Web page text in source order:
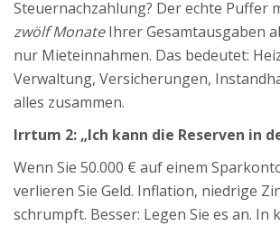
Steuernachzahlung? Der echte Puffer
zwölf MonateIhrer Gesamtausgaben
nur Mieteinnahmen. Das bedeutet:
Verwaltung, Versicherungen,
alles zusammen.
Irrtum 2: „Ich kann die Reserven in
Wenn Sie 50.000 € auf einem
verlieren Sie Geld. Inflation, niedrige
schrumpft. Besser: Legen Sie es an. In